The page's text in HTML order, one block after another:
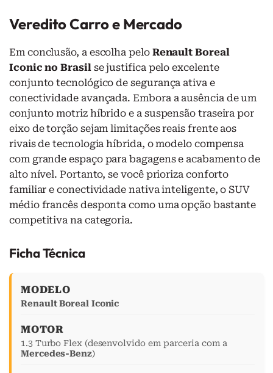
Veredito Carro e Mercado
Em conclusão, a escolha pelo Renault Boreal
Iconic no Brasilse justifica pelo excelente
conjunto tecnológico de segurança ativa e
conectividade avançada. Embora a ausência de um
conjunto motriz híbrido e a suspensão traseira por
eixo de torção sejam limitações reais frente aos
rivais de tecnologia híbrida, o modelo compensa
com grande espaço para bagagens e acabamento de
alto nível. Portanto, se você prioriza conforto
familiar e conectividade nativa inteligente, o SUV
médio francês desponta como uma opção bastante
competitiva na categoria.
Ficha Técnica
MODELO
Renault Boreal Iconic
MOTOR
1.3 Turbo Flex (desenvolvido em parceria com a
Mercedes-Benz)